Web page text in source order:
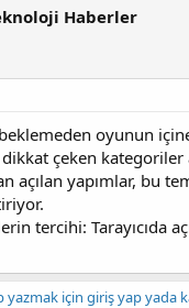
ş
ç
t
a
r
h
Haberler
oyunun
çeken kategoriler
açılan yapımlar, bu
tercihi: Tarayıcıda
yazmak için giriş yap yada